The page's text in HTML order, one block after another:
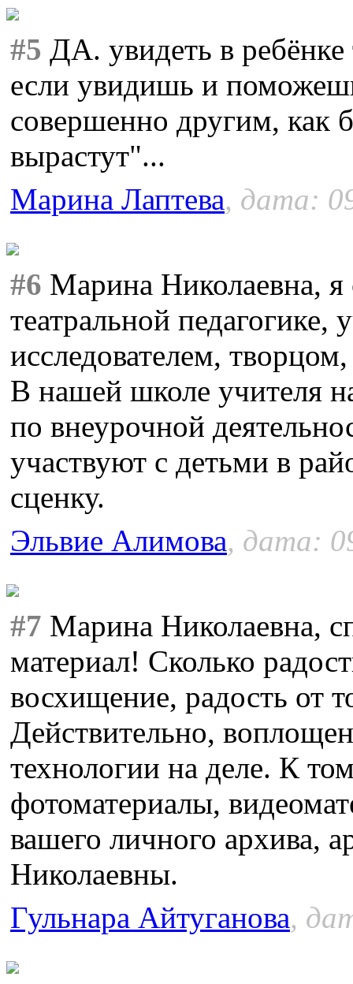
#5 ДА. увидеть в ребёнке
если увидишь и
совершенно другим, как
вырастут"...
Марина Лаптева, дата:
#6 Марина Николаевна, я
театральной педагогике,
исследователем,
В нашей школе учителя
по внеурочной
участвуют с детьми в
сценку.
Эльвие Алимова, дата:
#7 Марина Николаевна,
материал! Сколько
восхищение, радость от
Действительно,
технологии на деле. К
фотоматериалы,
вашего личного архива,
Николаевны.
Гульнара Айтуганова,